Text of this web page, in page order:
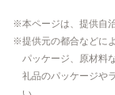
本ページは、提供自
提供元の都合などに
パッケージ、原材料
礼品のパッケージや